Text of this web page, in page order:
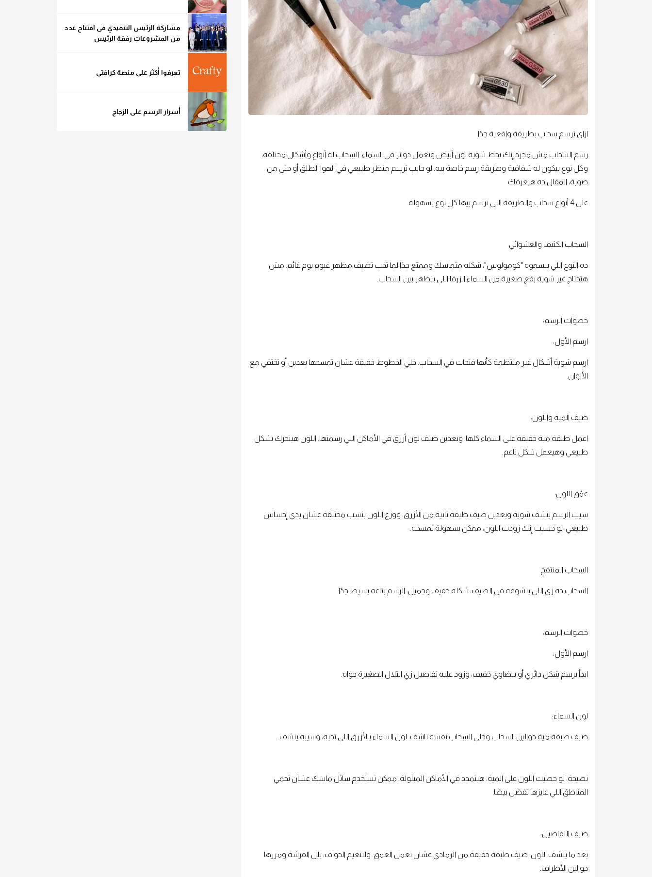
ازاي ترسم سحاب بطريقة واقعية جدًا
رسم السحاب مش مجرد إنك تحط شوية لون أبيض وتعمل دوائر في السماء. السحاب له أنواع وأشكال مختلفة،
وكل نوع بيكون له شفافية وطريقة رسم خاصة بيه. لو حابب ترسم منظر طبيعي في الهوا الطلق أو حتى من
صورة، المقال ده هيعرفك
على 4 أنواع سحاب والطريقة اللي ترسم بيها كل نوع بسهولة.
السحاب الكثيف والعشوائي
ده النوع اللي بيسموه "كومولوس"، شكله متماسك وممتع جدًا لما تحب تضيف مظهر غيوم يوم غائم. مش
هتحتاج غير شوية بقع صغيرة من السماء الزرقا اللي بتظهر بين السحاب.
خطوات الرسم:
ارسم الأول:
ارسم شوية أشكال غير منتظمة كأنها فتحات في السحاب. خلي الخطوط خفيفة عشان تمسحها بعدين أو تختفي مع
الألوان.
ضيف المية واللون:
اعمل طبقة مية خفيفة على السماء كلها، وبعدين ضيف لون أزرق في الأماكن اللي رسمتها. اللون هيتحرك بشكل
طبيعي وهيعمل شكل ناعم.
عمّق اللون:
سيب الرسم ينشف شوية وبعدين ضيف طبقة تانية من الأزرق، ووزع اللون بنسب مختلفة عشان يدي إحساس
طبيعي. لو حسيت إنك زودت اللون، ممكن بسهولة تمسحه.
السحاب المنتفخ
السحاب ده زي اللي بنشوفه في الصيف، شكله خفيف وجميل. الرسم بتاعه بسيط جدًا.
خطوات الرسم:
ارسم الأول:
ابدأ برسم شكل دائري أو بيضاوي خفيف، وزود عليه تفاصيل زي التلال الصغيرة جواه.
لون السماء:
ضيف طبقة مية حوالين السحاب وخلي السحاب نفسه ناشف. لون السماء بالأزرق اللي تحبه، وسيبه ينشف.
نصيحة: لو حطيت اللون على المية، هيتمدد في الأماكن المبلولة. ممكن تستخدم سائل ماسك عشان تحمي
المناطق اللي عايزها تفضل بيضا.
ضيف التفاصيل:
بعد ما ينشف اللون، ضيف طبقة خفيفة من الرمادي عشان تعمل العمق. ولتنعيم الحواف، بلل الفرشة ومررها
حوالين الأطراف.
مشاركة الرئيس التنفيذي فى افتتاح عدد
من المشروعات رفقة الرئيس
تعرفوا أكثر على منصة كرافتي
أسرار الرسم على الزجاج